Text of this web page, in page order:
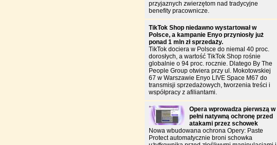
przyjaznych zwierzętom nad tradycyjne
benefity pracownicze.
TikTok Shop niedawno wystartował w
Polsce, a kampanie Enyo przyniosły już
ponad 1 mln zł sprzedaży.
TikTok dociera w Polsce do niemal 40 proc.
dorosłych, a wartość TikTok Shop rośnie
globalnie o 94 proc. rocznie. Dlatego By The
People Group otwiera przy ul. Mokotowskiej
67 w Warszawie Enyo LIVE Space M67 do
transmisji sprzedażowych, tworzenia treści i
współpracy z afiliantami.
Opera wprowadza pierwszą w
pełni natywną ochronę przed
atakami przez schowek
Nowa wbudowana ochrona Opery: Paste
Protect automatycznie broni schowka